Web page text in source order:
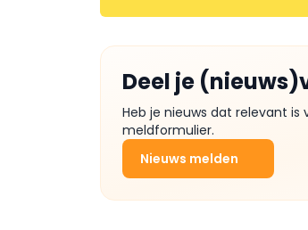
Deel je
Heb je nieuws dat relevant
meldformulier.
Nieuws melden